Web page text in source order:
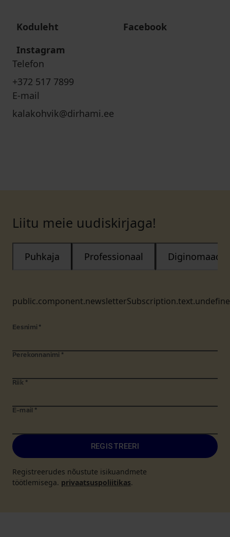
Koduleht
Facebook
Instagram
Telefon
+372 517 7899
E-mail
kalakohvik@dirhami.ee
Liitu meie uudiskirjaga!
Puhkaja Professionaal Diginomaad
Eesnimi *
Perekonnanimi *
Riik *
E-mail *
REGISTREERI
Registreerudes nõustute isikuandmete
töötlemisega. privaatsuspoliitikas.